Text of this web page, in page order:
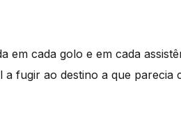
em cada golo e em cada
fugir ao destino a que parecia